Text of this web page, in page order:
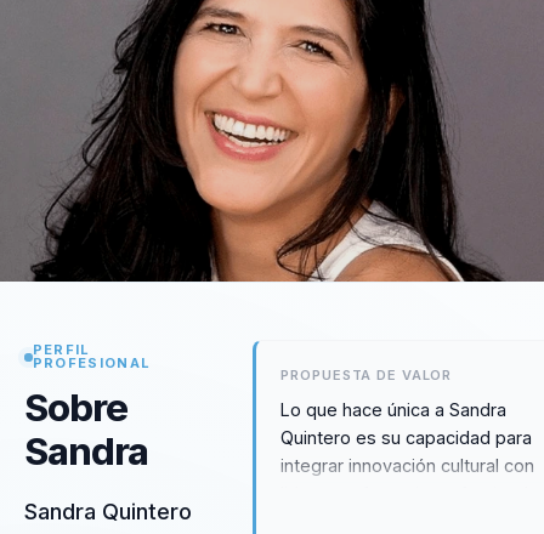
PERFIL
PROFESIONAL
Sobre
Sandra
Sandra Quintero
PROPUESTA DE VALOR
Lo que hace única a Sandra
Quintero es su capacidad para
integrar innovación cultural con